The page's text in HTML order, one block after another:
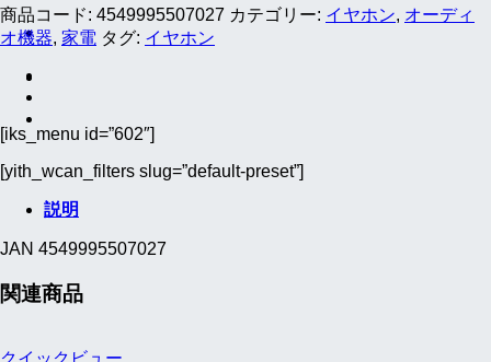
商品コード: 4549995507027 カテゴリー: イヤホン, オーディ
オ機器, 家電 タグ: イヤホン
[iks_menu id=”602″]
[yith_wcan_filters slug=”default-preset”]
説明
JAN 4549995507027
関連商品